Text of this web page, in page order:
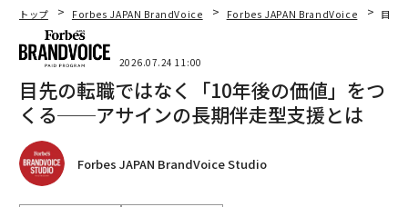
トップ Forbes JAPAN BrandVoice Forbes JAPAN BrandVoice 目先
2026.07.24 11:00
目先の転職ではなく「10年後の価値」をつ
くる──アサインの長期伴走型支援とは
Forbes JAPAN BrandVoice Studio